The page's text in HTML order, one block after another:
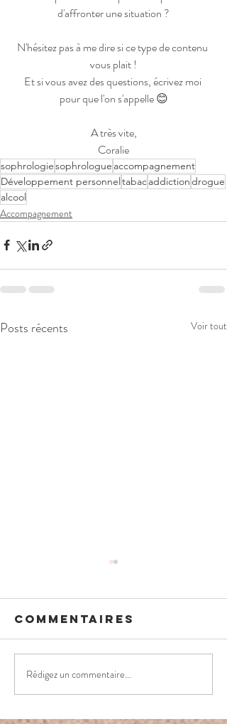
d'affronter une situation ?
N'hésitez pas à me dire si ce type de contenu
vous plait !
Et si vous avez des questions, écrivez moi
pour que l'on s'appelle 😊
A très vite,
Coralie
sophrologiesophrologue accompagnement
Développement personneltabacaddictiondrogue
alcool
Accompagnement
Posts récents Voir tout
Je suis en
colère 😡
Commentaires
Rédigez un commentaire...